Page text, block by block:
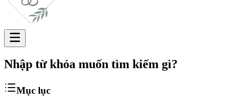
Nhập từ khóa muốn tìm kiếm gì?
Mục lục